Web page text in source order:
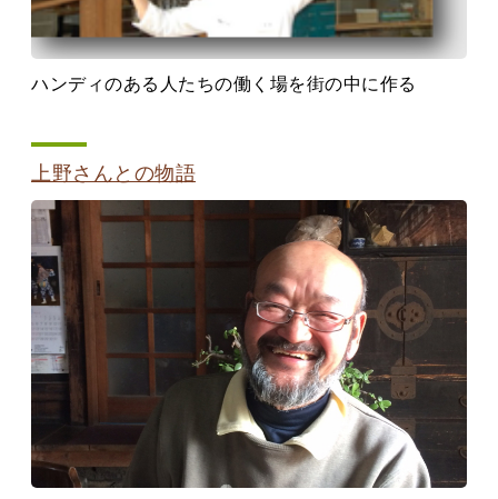
ハンディのある人たちの働く場を街の中に作る
上野さんとの物語